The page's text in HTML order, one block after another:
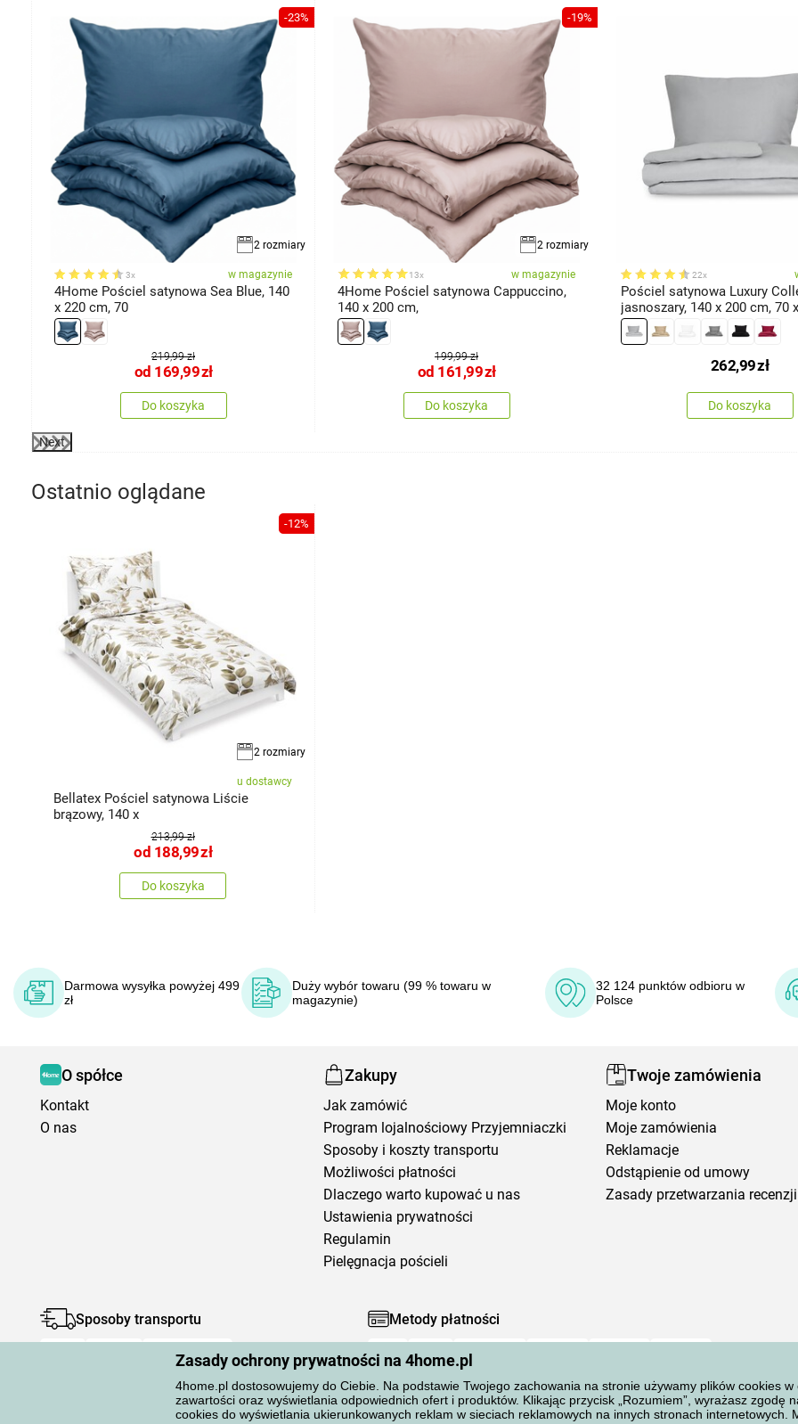
Zasady ochrony prywatności na 4home.pl
4home.pl dostosowujemy do Ciebie. Na podstawie Twojego zachowania na stronie używamy plików cookies
zawartości oraz wyświetlania odpowiednich ofert i produktów. Klikając przycisk „Rozumiem”, wyrażasz zgodę
cookies do wyświetlania ukierunkowanych reklam w sieciach reklamowych na innych stronach internetowych.
-23%
2 rozmiary
3x w magazynie
4Home Pościel satynowa Sea Blue, 140
x 220 cm, 70
219,99 zł
od 169,99zł
Do koszyka
-19%
2 rozmiary
13x w magazynie
4Home Pościel satynowa Cappuccino,
140 x 200 cm,
199,99 zł
od 161,99zł
Do koszyka
22x
Pościel satynowa Luxury
jasnoszary, 140 x 200 cm, 70
262,99zł
Do koszyka
Next
Ostatnio oglądane
-12%
2 rozmiary
u dostawcy
Bellatex Pościel satynowa Liście
brązowy, 140 x
213,99 zł
od 188,99zł
Do koszyka
Darmowa wysyłka powyżej 499
zł
Duży wybór towaru (99 % towaru w
magazynie)
32 124 punktów odbioru w
Polsce
O spółce
Kontakt
O nas
Zakupy
Jak zamówić
Program lojalnościowy Przyjemniaczki
Sposoby i koszty transportu
Możliwości płatności
Dlaczego warto kupować u nas
Ustawienia prywatności
Regulamin
Pielęgnacja pościeli
Twoje zamówienia
Moje konto
Moje zamówienia
Reklamacje
Odstąpienie od umowy
Zasady przetwarzania recenzji
Sposoby transportu Metody płatności